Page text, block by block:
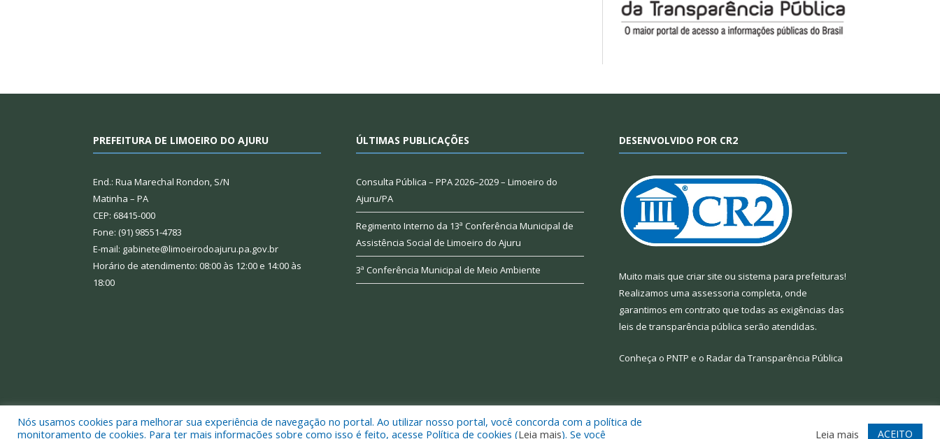
PREFEITURA DE LIMOEIRO DO AJURU
End.: Rua Marechal Rondon, S/N
Matinha – PA
CEP: 68415-000
Fone: (91) 98551-4783
E-mail: gabinete@limoeirodoajuru.pa.gov.br
Horário de atendimento: 08:00 às 12:00 e 14:00 às
18:00
ÚLTIMAS PUBLICAÇÕES
Consulta Pública – PPA 2026–2029 – Limoeiro do
Ajuru/PA
Regimento Interno da 13ª Conferência Municipal de
Assistência Social de Limoeiro do Ajuru
3ª Conferência Municipal de Meio Ambiente
DESENVOLVIDO POR CR2
Muito mais que criar site ou sistema para prefeituras!
Realizamos uma assessoria completa, onde
garantimos em contrato que todas as exigências das
leis de transparência pública serão atendidas.
Conheça o PNTP e o Radar da Transparência Pública
Todos os direitos reservados a Prefeitura Municipal de Limoeiro do Ajuru. Mapa do Site Acessar Webmail
Nós usamos cookies para melhorar sua experiência de navegação no portal. Ao utilizar nosso portal, você concorda com a política de
monitoramento de cookies. Para ter mais informações sobre como isso é feito, acesse Política de cookies (Leia mais). Se você Leia mais ACEITO